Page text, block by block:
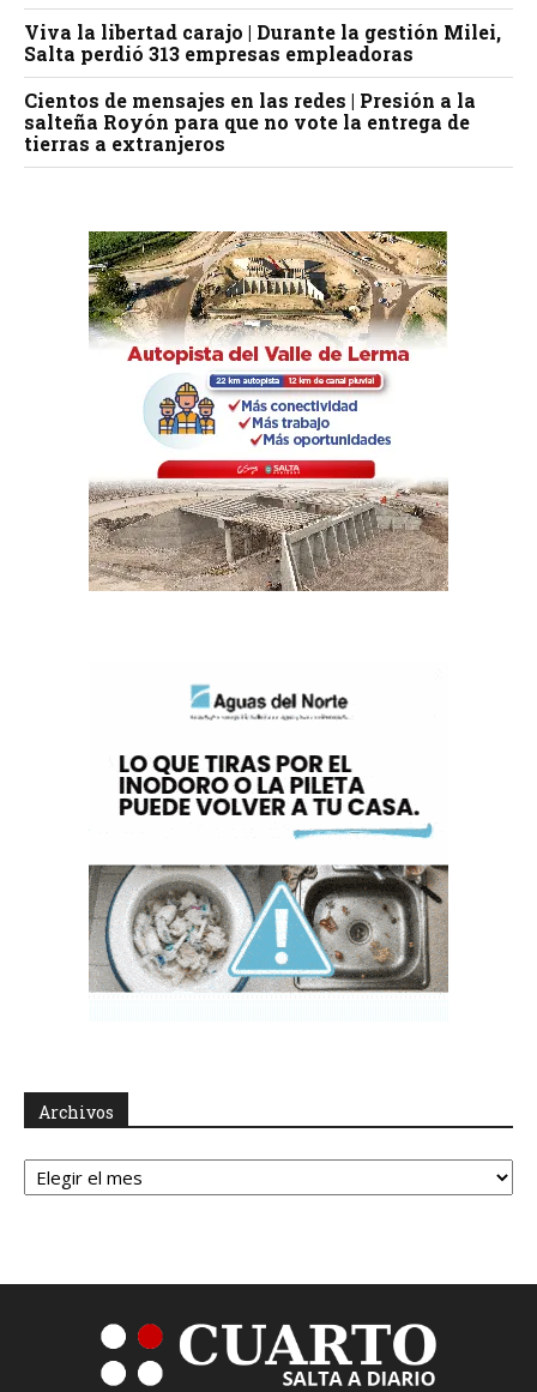
Viva la libertad carajo | Durante la gestión Milei,
Salta perdió 313 empresas empleadoras
Cientos de mensajes en las redes | Presión a la
salteña Royón para que no vote la entrega de
tierras a extranjeros
Archivos
Archivos